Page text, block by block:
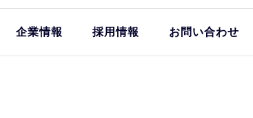
企業情報 採用情報 お問い合わせ